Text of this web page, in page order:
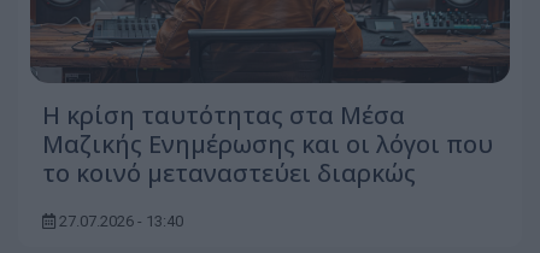
Η κρίση ταυτότητας στα Μέσα
Μαζικής Ενημέρωσης και οι λόγοι που
το κοινό μεταναστεύει διαρκώς
27.07.2026 - 13:40